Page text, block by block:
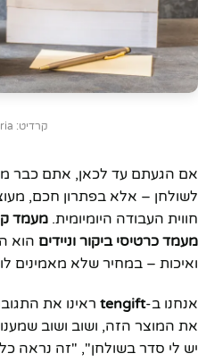
קרדיט: Fauzan Fitria
אם הגעתם עד לכאן, אתם כבר
לשולחן – אלא בפתרון חכם,
חווית העבודה היומיומית. מעמד
מעמד כרטיסי ביקור וניידים הוא
ואיכות – במחיר שלא מאמינים
אנחנו ב-tengift ראינו את
את המוצר הזה, ושוב ושוב
יש לי סדר בשולחן", "זה נראה